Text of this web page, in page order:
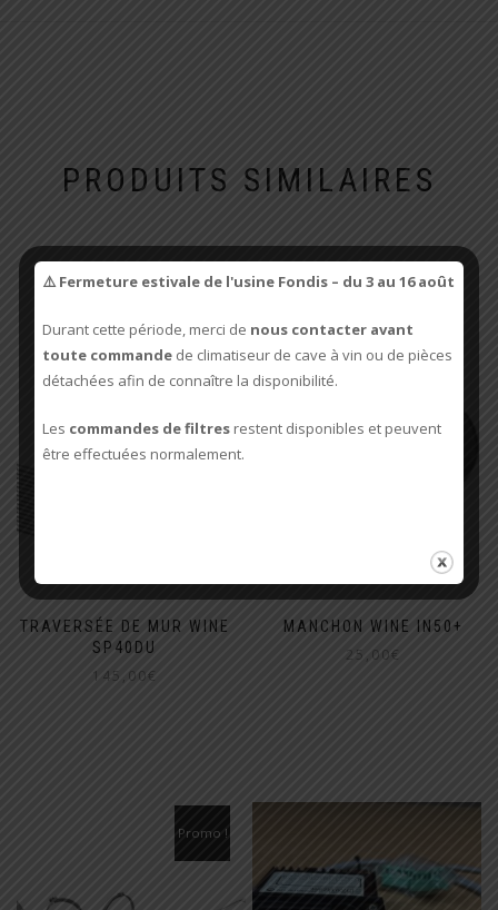
PRODUITS SIMILAIRES
TRAVERSÉE DE MUR WINE
SP40DU
145,00€
MANCHON WINE IN50+
25,00€
Promo !
⚠️ Fermeture estivale de l'usine Fondis – du 3 au 16 août
Durant cette période, merci de nous contacter avant
toute commande de climatiseur de cave à vin ou de pièces
détachées afin de connaître la disponibilité.
Les commandes de filtres restent disponibles et peuvent
être effectuées normalement.